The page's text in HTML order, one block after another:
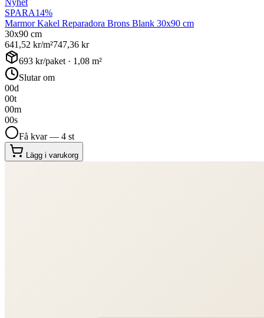
SPARA14%
Marmor Kakel Reparadora Brons Blank 30x90 cm
30x90 cm
641,52 kr/m²747,36 kr
693 kr/paket · 1,08 m²
Slutar om
00d
00t
00m
00s
Få kvar — 4 st
Lägg i varukorg